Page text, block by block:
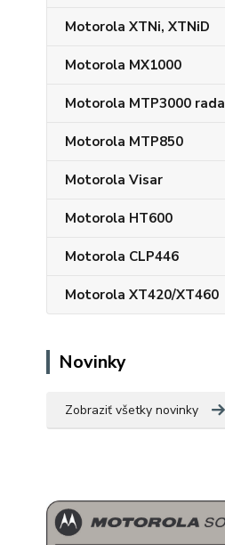
Motorola XTNi, XTNiD
Motorola MX1000
Motorola MTP3000 rada
Motorola MTP850
Motorola Visar
Motorola HT600
Motorola CLP446
Motorola XT420/XT460
Novinky
Zobraziť všetky novinky